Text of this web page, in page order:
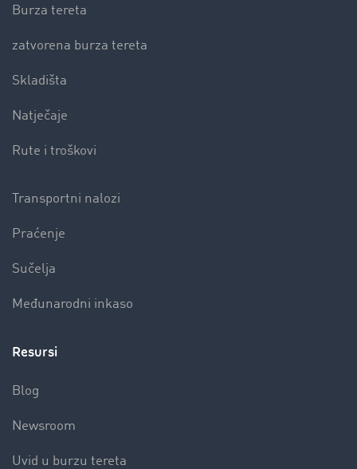
Burza tereta
zatvorena burza tereta
Skladišta
Natječaje
Rute i troškovi
Transportni nalozi
Praćenje
Sučelja
Međunarodni inkaso
Resursi
Blog
Newsroom
Uvid u burzu tereta